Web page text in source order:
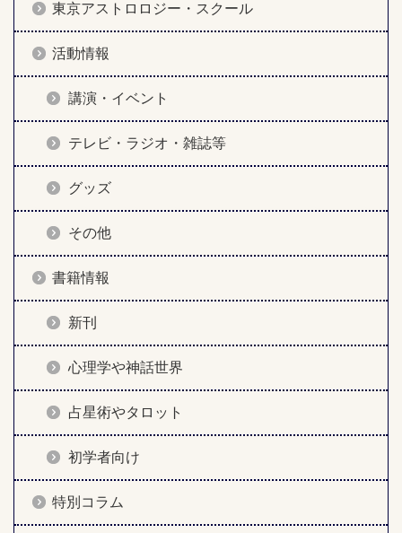
東京アストロロジー・スクール
活動情報
講演・イベント
テレビ・ラジオ・雑誌等
グッズ
その他
書籍情報
新刊
心理学や神話世界
占星術やタロット
初学者向け
特別コラム